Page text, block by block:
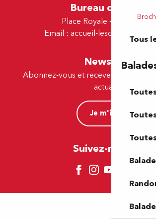
Tous
Bureau de Lescar
Place Royale - 64230
Email : accueil-
Newsletter
Abonnez-vous et recevez par e-mail
actualités.
Je m'inscris
Suivez-nous ici !